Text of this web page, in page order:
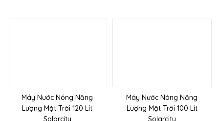
Máy Nước Nóng Năng
Lượng Mặt Trời 120 Lít
Solarcity
Máy Nước Nóng Năng
Lượng Mặt Trời 100 Lít
Solarcity